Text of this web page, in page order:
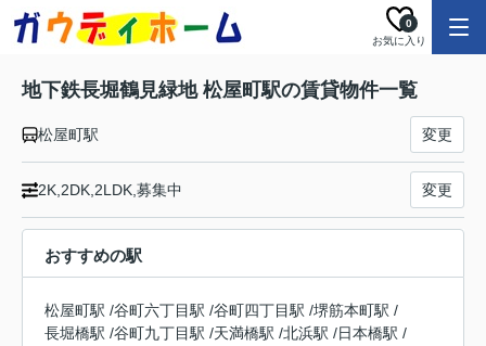
お気に入り
0
地下鉄長堀鶴見緑地 松屋町駅の賃貸物件一覧
松屋町駅 変更
2K,2DK,2LDK,募集中 変更
おすすめの駅
松屋町駅 /谷町六丁目駅 /谷町四丁目駅 /堺筋本町駅 /
長堀橋駅 /谷町九丁目駅 /天満橋駅 /北浜駅 /日本橋駅 /